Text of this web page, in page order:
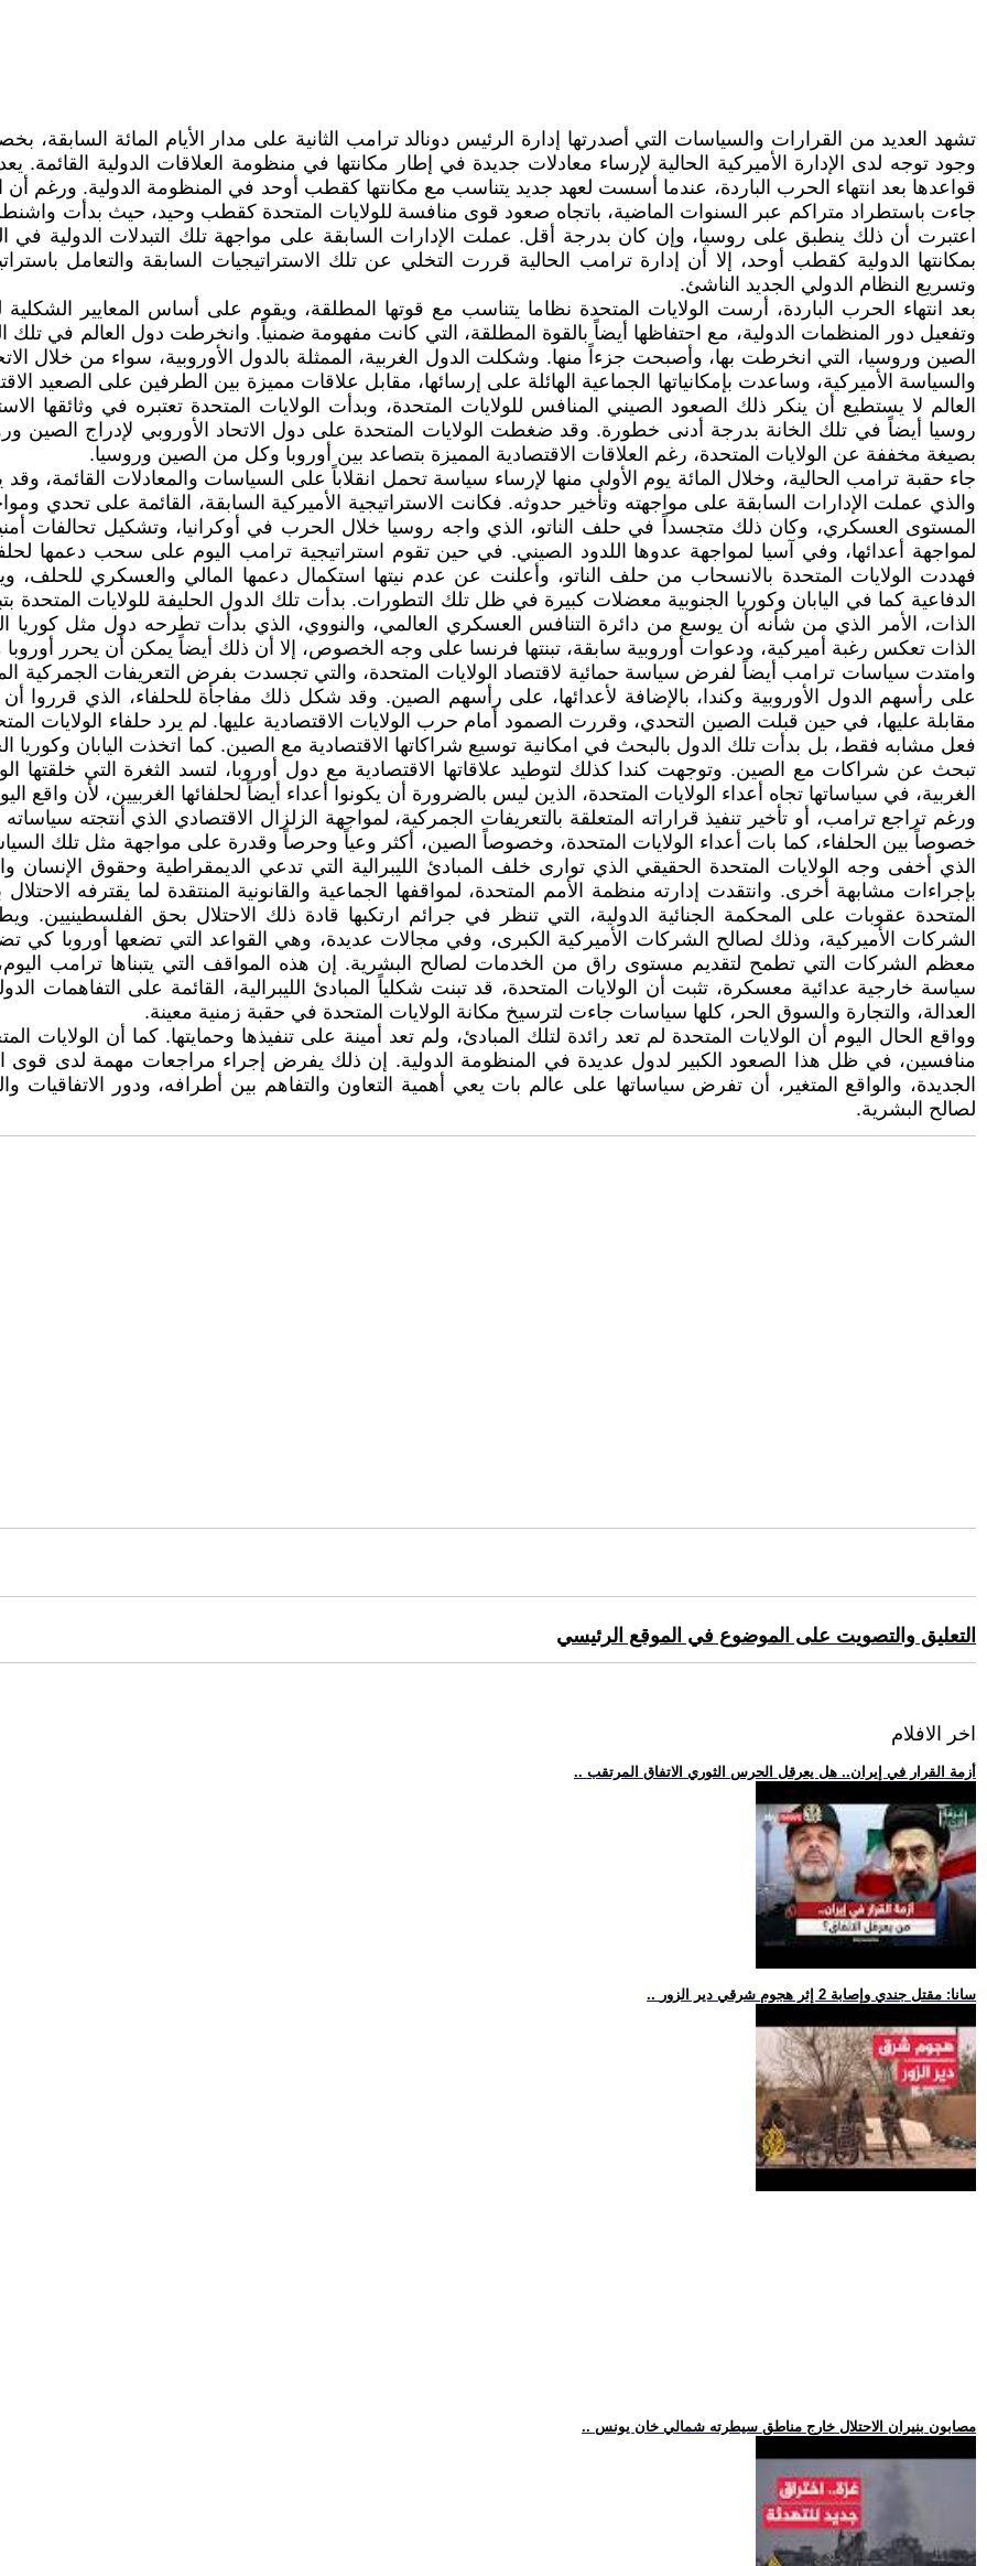
تشهد العديد من القرارات والسياسات التي أصدرتها إدارة الرئيس دونالد ترامب الثانية على مدار الأيام المائة
وجود توجه لدى الإدارة الأميركية الحالية لإرساء معادلات جديدة في إطار مكانتها في منظومة العلاقات الدولية
قواعدها بعد انتهاء الحرب الباردة، عندما أسست لعهد جديد يتناسب مع مكانتها كقطب أوحد في المنظومة الدولية. ورغم أن
جاءت باستطراد متراكم عبر السنوات الماضية، باتجاه صعود قوى منافسة للولايات المتحدة كقطب وحيد، حيث بدأت
اعتبرت أن ذلك ينطبق على روسيا، وإن كان بدرجة أقل. عملت الإدارات السابقة على مواجهة تلك التبدلات الدولية في
بمكانتها الدولية كقطب أوحد، إلا أن إدارة ترامب الحالية قررت التخلي عن تلك الاستراتيجيات السابقة والتعامل
وتسريع النظام الدولي الجديد الناشئ.
بعد انتهاء الحرب الباردة، أرست الولايات المتحدة نظاما يتناسب مع قوتها المطلقة، ويقوم على أساس المعايير الشكلية
وتفعيل دور المنظمات الدولية، مع احتفاظها أيضاً بالقوة المطلقة، التي كانت مفهومة ضمنياً. وانخرطت دول العالم في تلك
الصين وروسيا، التي انخرطت بها، وأصبحت جزءاً منها. وشكلت الدول الغربية، الممثلة بالدول الأوروبية، سواء من خلال
والسياسة الأميركية، وساعدت بإمكانياتها الجماعية الهائلة على إرسائها، مقابل علاقات مميزة بين الطرفين على الصعيد
العالم لا يستطيع أن ينكر ذلك الصعود الصيني المنافس للولايات المتحدة، وبدأت الولايات المتحدة تعتبره في وثائقها
روسيا أيضاً في تلك الخانة بدرجة أدنى خطورة. وقد ضغطت الولايات المتحدة على دول الاتحاد الأوروبي لإدراج الصين
بصيغة مخففة عن الولايات المتحدة، رغم العلاقات الاقتصادية المميزة بتصاعد بين أوروبا وكل من الصين وروسيا.
جاء حقبة ترامب الحالية، وخلال المائة يوم الأولى منها لإرساء سياسة تحمل انقلاباً على السياسات والمعادلات القائمة،
والذي عملت الإدارات السابقة على مواجهته وتأخير حدوثه. فكانت الاستراتيجية الأميركية السابقة، القائمة على تحدي
المستوى العسكري، وكان ذلك متجسداً في حلف الناتو، الذي واجه روسيا خلال الحرب في أوكرانيا، وتشكيل تحالفات
لمواجهة أعدائها، وفي آسيا لمواجهة عدوها اللدود الصيني. في حين تقوم استراتيجية ترامب اليوم على سحب دعمها
فهددت الولايات المتحدة بالانسحاب من حلف الناتو، وأعلنت عن عدم نيتها استكمال دعمها المالي والعسكري للحلف،
الدفاعية كما في اليابان وكوريا الجنوبية معضلات كبيرة في ظل تلك التطورات. بدأت تلك الدول الحليفة للولايات
الذات، الأمر الذي من شأنه أن يوسع من دائرة التنافس العسكري العالمي، والنووي، الذي بدأت تطرحه دول مثل كوريا
الذات تعكس رغبة أميركية، ودعوات أوروبية سابقة، تبنتها فرنسا على وجه الخصوص، إلا أن ذلك أيضاً يمكن أن يحرر
وامتدت سياسات ترامب أيضاً لفرض سياسة حمائية لاقتصاد الولايات المتحدة، والتي تجسدت بفرض التعريفات الجمركية
على رأسهم الدول الأوروبية وكندا، بالإضافة لأعدائها، على رأسهم الصين. وقد شكل ذلك مفاجأة للحلفاء، الذي قرروا
مقابلة عليها، في حين قبلت الصين التحدي، وقررت الصمود أمام حرب الولايات الاقتصادية عليها. لم يرد حلفاء الولايات
فعل مشابه فقط، بل بدأت تلك الدول بالبحث في امكانية توسيع شراكاتها الاقتصادية مع الصين. كما اتخذت اليابان وكوريا
تبحث عن شراكات مع الصين. وتوجهت كندا كذلك لتوطيد علاقاتها الاقتصادية مع دول أوروبا، لتسد الثغرة التي
الغربية، في سياساتها تجاه أعداء الولايات المتحدة، الذين ليس بالضرورة أن يكونوا أعداء أيضاً لحلفائها الغربيين، لأن واقع
ورغم تراجع ترامب، أو تأخير تنفيذ قراراته المتعلقة بالتعريفات الجمركية، لمواجهة الزلزال الاقتصادي الذي أنتجته سياساته
خصوصاً بين الحلفاء، كما بات أعداء الولايات المتحدة، وخصوصاً الصين، أكثر وعياً وحرصاً وقدرة على مواجهة مثل تلك
الذي أخفى وجه الولايات المتحدة الحقيقي الذي توارى خلف المبادئ الليبرالية التي تدعي الديمقراطية وحقوق
بإجراءات مشابهة أخرى. وانتقدت إدارته منظمة الأمم المتحدة، لمواقفها الجماعية والقانونية المنتقدة لما يقترفه
المتحدة عقوبات على المحكمة الجنائية الدولية، التي تنظر في جرائم ارتكبها قادة ذلك الاحتلال بحق الفلسطينيين.
الشركات الأميركية، وذلك لصالح الشركات الأميركية الكبرى، وفي مجالات عديدة، وهي القواعد التي تضعها أوروبا كي
معظم الشركات التي تطمح لتقديم مستوى راق من الخدمات لصالح البشرية. إن هذه المواقف التي يتبناها ترامب اليوم،
سياسة خارجية عدائية معسكرة، تثبت أن الولايات المتحدة، قد تبنت شكلياً المبادئ الليبرالية، القائمة على التفاهمات
العدالة، والتجارة والسوق الحر، كلها سياسات جاءت لترسيخ مكانة الولايات المتحدة في حقبة زمنية معينة.
وواقع الحال اليوم أن الولايات المتحدة لم تعد رائدة لتلك المبادئ، ولم تعد أمينة على تنفيذها وحمايتها. كما أن الولايات
منافسين، في ظل هذا الصعود الكبير لدول عديدة في المنظومة الدولية. إن ذلك يفرض إجراء مراجعات مهمة لدى قوى
الجديدة، والواقع المتغير، أن تفرض سياساتها على عالم بات يعي أهمية التعاون والتفاهم بين أطرافه، ودور الاتفاقيات
لصالح البشرية.
التعليق والتصويت على الموضوع في الموقع الرئيسي
اخر الافلام
.. أزمة القرار في إيران.. هل يعرقل الحرس الثوري الاتفاق المرتقب
.. سانا: مقتل جندي وإصابة 2 إثر هجوم شرقي دير الزور
.. مصابون بنيران الاحتلال خارج مناطق سيطرته شمالي خان يونس